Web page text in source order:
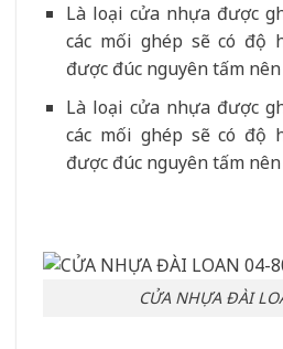
Là loại cửa nhựa được
các mối ghép sẽ có độ
được đúc nguyên tấm
Là loại cửa nhựa được
các mối ghép sẽ có độ
được đúc nguyên tấm
CỬA NHỰA ĐÀI